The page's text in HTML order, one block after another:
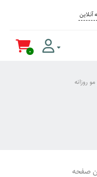
آنــلاین برای همــه
0
روزانه